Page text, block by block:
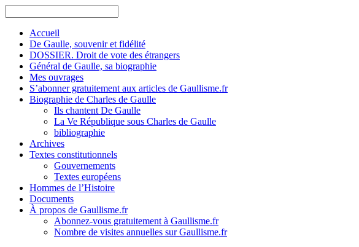
Accueil
De Gaulle, souvenir et fidélité
DOSSIER. Droit de vote des étrangers
Général de Gaulle, sa biographie
Mes ouvrages
S’abonner gratuitement aux articles de Gaullisme.fr
Biographie de Charles de Gaulle
Ils chantent De Gaulle
La Ve République sous Charles de Gaulle
bibliographie
Archives
Textes constitutionnels
Gouvernements
Textes européens
Hommes de l’Histoire
Documents
À propos de Gaullisme.fr
Abonnez-vous gratuitement à Gaullisme.fr
Nombre de visites annuelles sur Gaullisme.fr